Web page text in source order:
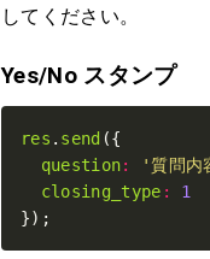
してください。
Yes/No スタンプ
res . send
question: '質問内
closing_type : 1
});